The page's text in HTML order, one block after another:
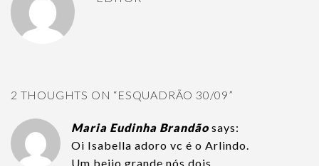
2 THOUGHTS ON “ESQUADRÃO 30/09”
Maria Eudinha Brandão says:
Oi Isabella adoro vc é o Arlindo.
Um beijo grande nós dois.